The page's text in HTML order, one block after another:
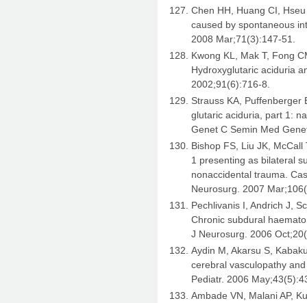
Chen HH, Huang CI,
caused by spontaneous
2008 Mar;71(3):147-51.
Kwong KL, Mak T, Fong
Hydroxyglutaric aciduria
2002;91(6):716-8.
Strauss KA, Puffenberger
glutaric aciduria, part 1:
Genet C Semin Med
Bishop FS, Liu JK,
1 presenting as bilateral
nonaccidental trauma.
Neurosurg. 2007
Pechlivanis I, Andrich J,
Chronic subdural
J Neurosurg. 2006
Aydin M, Akarsu S,
cerebral vasculopathy
Pediatr. 2006
Ambade VN, Malani AP,